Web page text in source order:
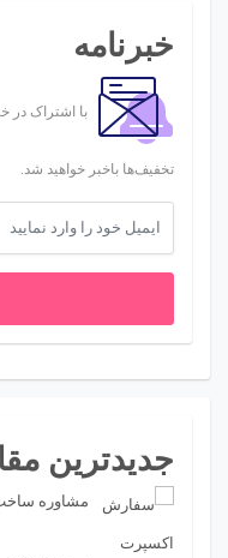
خبرنامه
با اشتراک در
تخفیف‌ها باخبر خواهید شد.
جدیدترین
مشاوره